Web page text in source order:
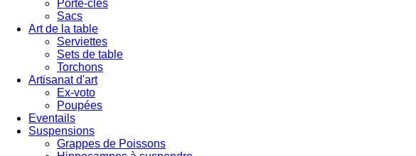
Porte-clés
Sacs
Art de la table
Serviettes
Sets de table
Torchons
Artisanat d'art
Ex-voto
Poupées
Eventails
Suspensions
Grappes de Poissons